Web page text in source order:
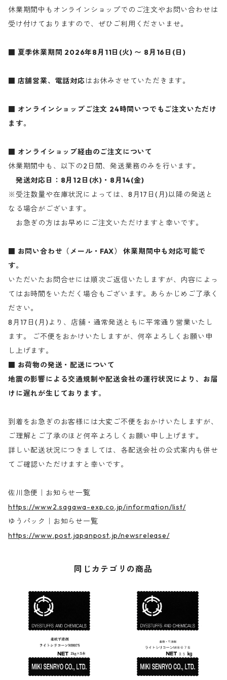
休業期間中もオンラインショップでのご注文やお問い合わせは
受け付けておりますので、ぜひご利用くださいませ。
■ 夏季休業期間 2026年8月11日(火) 〜 8月16日(日)
■ 店舗営業、電話対応はお休みさせていただきます。
■ オンラインショップご注文 24時間いつでもご注文いただけ
ます。
■ オンライショップ経由のご注文について
休業期間中も、以下の2日間、発送業務のみを行います。
発送対応日：8月12日(水)・8月14(金)
※受注数量や在庫状況によっては、8月17日(月)以降の発送と
なる場合がございます。
お急ぎの方はお早めにご注文いただけますと幸いです。
■ お問い合わせ（メール・FAX）
休業期間中も対応可能で
す。
いただいたお問合せには順次ご返信いたしますが、内容によっ
てはお時間をいただく場合もございます。あらかじめご了承く
ださい。
8月17日(月)より、店舗・通常発送ともに平常通り営業いたし
ます。 ご不便をおかけいたしますが、何卒よろしくお願い申
し上げます。
■ お荷物の発送・配送について
地震の影響による交通規制や配送会社の運行状況により、お届
けに遅れが生じております。
到着をお急ぎのお客様には大変ご不便をおかけいたしますが、
ご理解とご了承のほど何卒よろしくお願い申し上げます。
詳しい配送状況につきましては、各配送会社の公式案内も併せ
てご確認いただけますと幸いです。
佐川急便｜お知らせ一覧
https://www2.sagawa-exp.co.jp/information/list/
ゆうパック｜お知らせ一覧
https://www.post.japanpost.jp/newsrelease/
同じカテゴリの商品